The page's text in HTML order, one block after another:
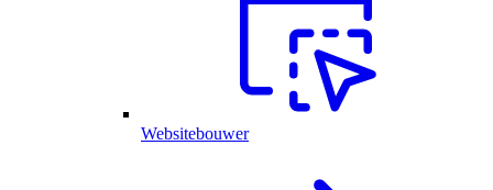
Websitebouwer